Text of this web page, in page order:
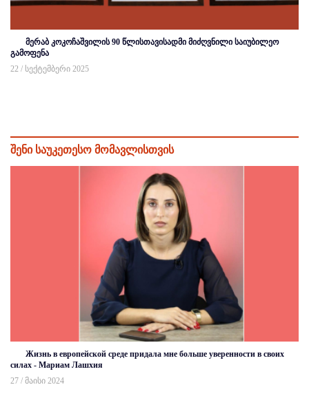
მერაბ კოკოჩაშვილის 90 წლისთავისადმი მიძღვნილი საიუბილეო
გამოფენა
22 / სექტემბერი 2025
შენი საუკეთესო მომავლისთვის
Жизнь в европейской среде придала мне больше уверенности в своих
силах - Мариам Лашхия
27 / მაისი 2024